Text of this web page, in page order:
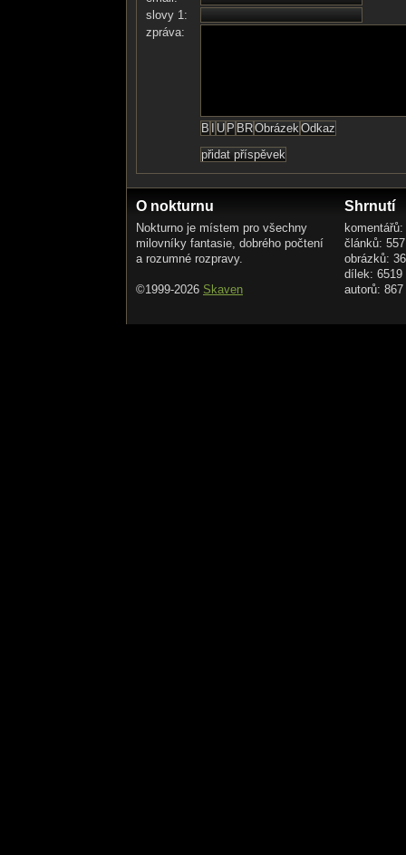
slovy 1:
zpráva:
O nokturnu
Nokturno je místem pro všechny
milovníky fantasie, dobrého počtení
a rozumné rozpravy.
©1999-2026 Skaven
Shrnutí
článků: 557
obrázků:
dílek: 6519
autorů: 867